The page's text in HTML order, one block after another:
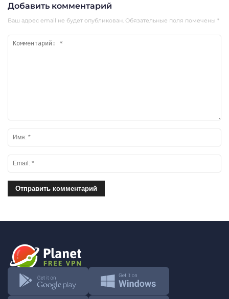
Добавить комментарий
Ваш адрес email не будет опубликован. Обязательные поля помечены *